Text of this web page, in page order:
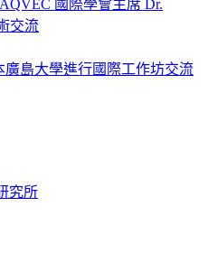
國際學會主席 Dr.
交流
廣島大學進行國際工作坊交流
究所